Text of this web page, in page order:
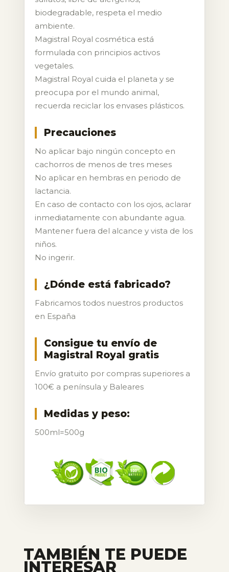
biodegradable, respeta el medio
ambiente.
Magistral Royal cosmética está
formulada con principios activos
vegetales.
Magistral Royal cuida el planeta y se
preocupa por el mundo animal,
recuerda reciclar los envases plásticos.
Precauciones
No aplicar bajo ningún concepto en
cachorros de menos de tres meses
No aplicar en hembras en periodo de
lactancia.
En caso de contacto con los ojos, aclarar
inmediatamente con abundante agua.
Mantener fuera del alcance y vista de los
niños.
No ingerir.
¿Dónde está fabricado?
Fabricamos todos nuestros productos
en España
Consigue tu envío de
Magistral Royal gratis
Envío gratuito por compras superiores a
100€ a península y Baleares
Medidas y peso:
500ml=500g
TAMBIÉN TE PUEDE
INTERESAR